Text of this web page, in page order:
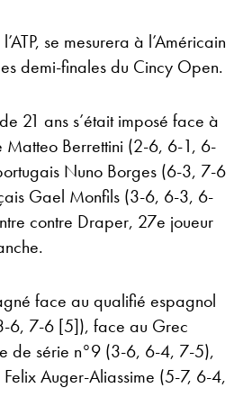
se mesurera à l’Américain
demi-finales du Cincy Open.
21 ans s’était imposé face à
Berrettini (2-6, 6-1, 6-
Nuno Borges (6-3, 7-6
Gael Monfils (3-6, 6-3, 6-
contre Draper, 27e joueur
face au qualifié espagnol
6, 7-6 [5]), face au Grec
de série n°9 (3-6, 6-4, 7-5),
Auger-Aliassime (5-7, 6-4,